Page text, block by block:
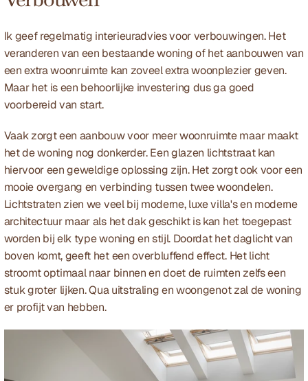
Ik geef regelmatig interieuradvies voor verbouwingen. Het
veranderen van een bestaande woning of het aanbouwen van
een extra woonruimte kan zoveel extra woonplezier geven.
Maar het is een behoorlijke investering dus ga goed
voorbereid van start.
Vaak zorgt een aanbouw voor meer woonruimte maar maakt
het de woning nog donkerder. Een glazen lichtstraat kan
hiervoor een geweldige oplossing zijn. Het zorgt ook voor een
mooie overgang en verbinding tussen twee woondelen.
Lichtstraten zien we veel bij moderne, luxe villa's en moderne
architectuur maar als het dak geschikt is kan het toegepast
worden bij elk type woning en stijl. Doordat het daglicht van
boven komt, geeft het een overbluffend effect. Het licht
stroomt optimaal naar binnen en doet de ruimten zelfs een
stuk groter lijken. Qua uitstraling en woongenot zal de woning
er profijt van hebben.